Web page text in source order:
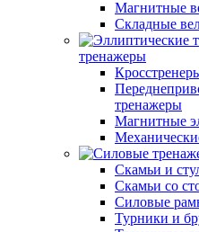
Магнитные
Складные
тренажеры
тренажеры
Магнитные
Скамьи и
Скамьи со
Силовые
Турники и